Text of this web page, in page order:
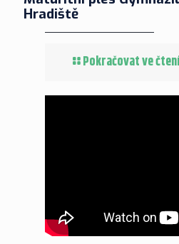
Hradiště
Pokračovat ve čtení